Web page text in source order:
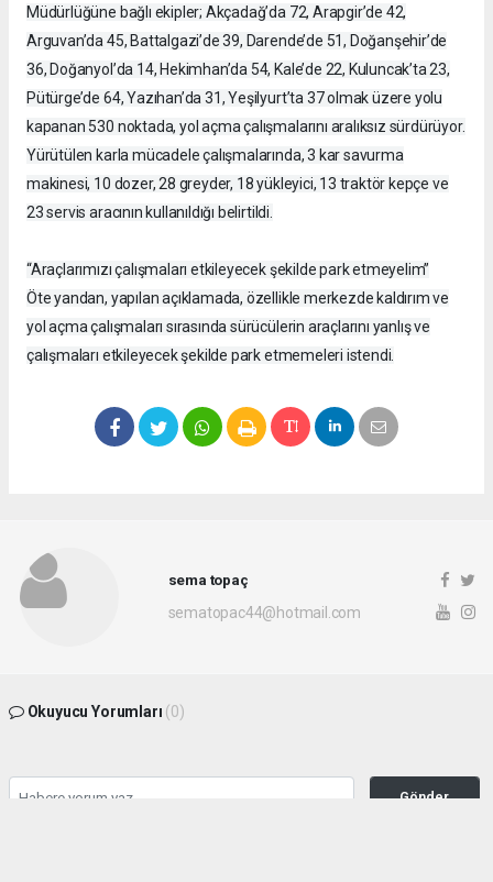
Müdürlüğüne bağlı ekipler; Akçadağ’da 72, Arapgir’de 42,
Arguvan’da 45, Battalgazi’de 39, Darende’de 51, Doğanşehir’de
36, Doğanyol’da 14, Hekimhan’da 54, Kale’de 22, Kuluncak’ta 23,
Pütürge’de 64, Yazıhan’da 31, Yeşilyurt’ta 37 olmak üzere yolu
kapanan 530 noktada, yol açma çalışmalarını aralıksız sürdürüyor.
Yürütülen karla mücadele çalışmalarında, 3 kar savurma
makinesi, 10 dozer, 28 greyder, 18 yükleyici, 13 traktör kepçe ve
23 servis aracının kullanıldığı belirtildi.
“Araçlarımızı çalışmaları etkileyecek şekilde park etmeyelim”
Öte yandan, yapılan açıklamada, özellikle merkezde kaldırım ve
yol açma çalışmaları sırasında sürücülerin araçlarını yanlış ve
çalışmaları etkileyecek şekilde park etmemeleri istendi.
sema topaç
sematopac44@hotmail.com
Okuyucu Yorumları (0)
Gönder